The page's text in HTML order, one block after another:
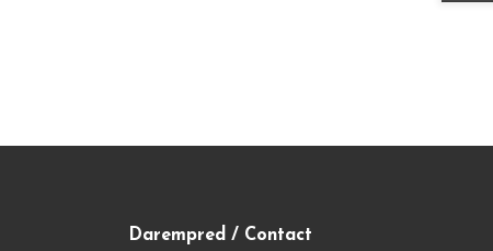
Darempred / Contact